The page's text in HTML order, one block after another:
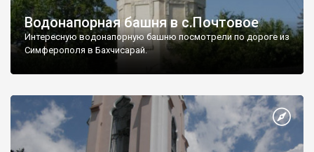
Водонапорная башня в с.Почтовое
Интересную водонапорную башню посмотрели по дороге из
Симферополя в Бахчисарай.